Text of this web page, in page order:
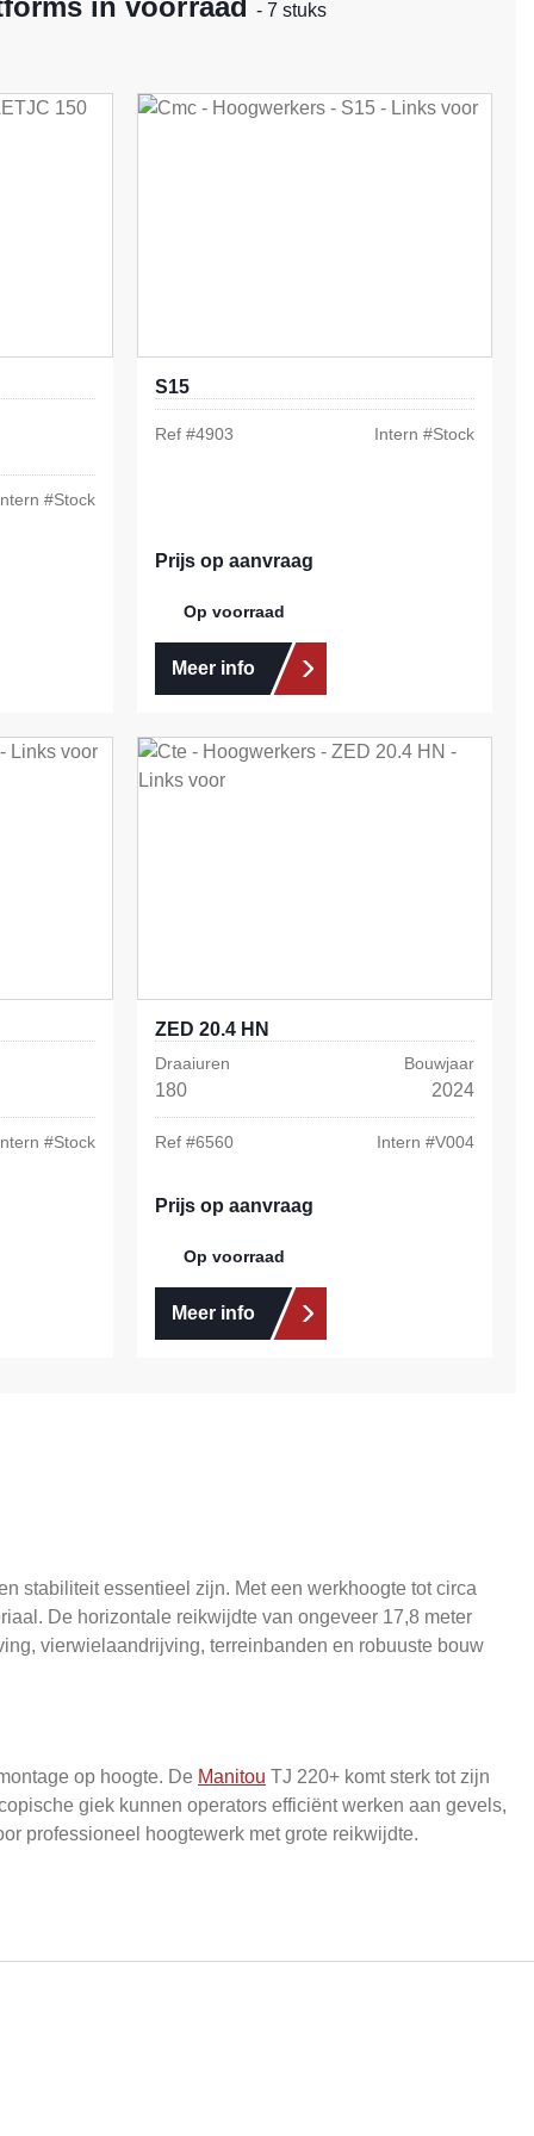
in voorraad - 7 stuks
#Stock
S15
Ref #4903 Intern #Stock
Prijs op aanvraag
Op voorraad
Meer info
#Stock
ZED 20.4 HN
Draaiuren
180
Bouwjaar
2024
Ref #6560 Intern #V004
Prijs op aanvraag
Op voorraad
Meer info
stabiliteit essentieel zijn. Met een werkhoogte tot circa
De horizontale reikwijdte van ongeveer 17,8 meter
vierwielaandrijving, terreinbanden en robuuste bouw
op hoogte. De Manitou TJ 220+ komt sterk tot zijn
giek kunnen operators efficiënt werken aan gevels,
professioneel hoogtewerk met grote reikwijdte.